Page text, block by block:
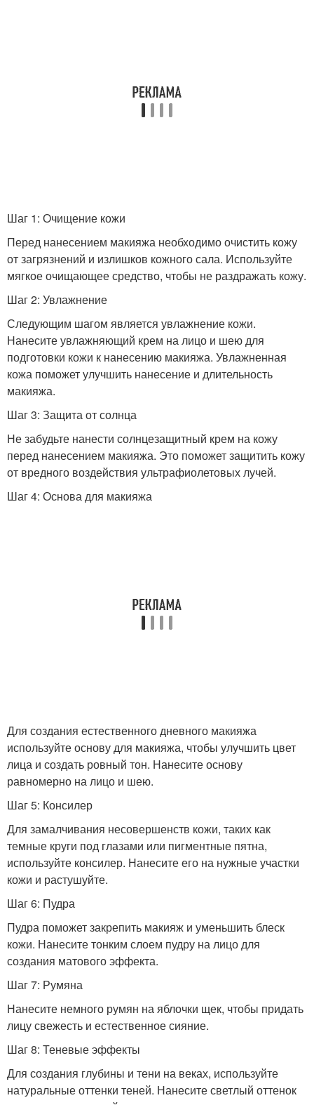
Шаг 1: Очищение кожи
Перед нанесением макияжа необходимо очистить кожу
от загрязнений и излишков кожного сала. Используйте
мягкое очищающее средство, чтобы не раздражать кожу.
Шаг 2: Увлажнение
Следующим шагом является увлажнение кожи.
Нанесите увлажняющий крем на лицо и шею для
подготовки кожи к нанесению макияжа. Увлажненная
кожа поможет улучшить нанесение и длительность
макияжа.
Шаг 3: Защита от солнца
Не забудьте нанести солнцезащитный крем на кожу
перед нанесением макияжа. Это поможет защитить кожу
от вредного воздействия ультрафиолетовых лучей.
Шаг 4: Основа для макияжа
Для создания естественного дневного макияжа
используйте основу для макияжа, чтобы улучшить цвет
лица и создать ровный тон. Нанесите основу
равномерно на лицо и шею.
Шаг 5: Консилер
Для замалчивания несовершенств кожи, таких как
темные круги под глазами или пигментные пятна,
используйте консилер. Нанесите его на нужные участки
кожи и растушуйте.
Шаг 6: Пудра
Пудра поможет закрепить макияж и уменьшить блеск
кожи. Нанесите тонким слоем пудру на лицо для
создания матового эффекта.
Шаг 7: Румяна
Нанесите немного румян на яблочки щек, чтобы придать
лицу свежесть и естественное сияние.
Шаг 8: Теневые эффекты
Для создания глубины и тени на веках, используйте
натуральные оттенки теней. Нанесите светлый оттенок